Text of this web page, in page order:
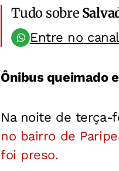
Tudo sobre
Entre no
Ônibus queimado
Na noite de terça-
no bairro de Paripe
foi preso.